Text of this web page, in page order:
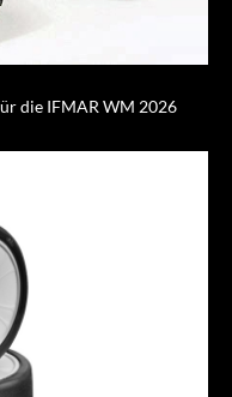
die IFMAR WM 2026